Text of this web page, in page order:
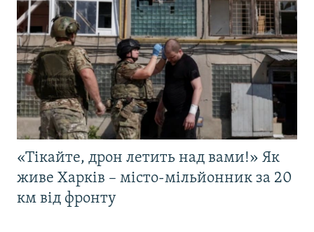
«Тікайте, дрон летить над вами!» Як
живе Харків – місто-мільйонник за 20
км від фронту